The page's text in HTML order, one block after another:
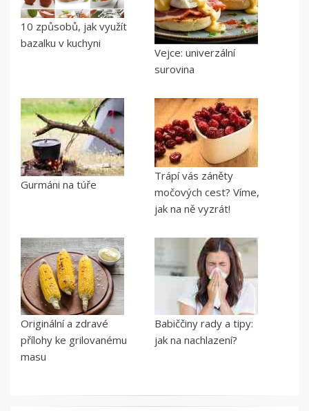
10 způsobů, jak využít
bazalku v kuchyni
Vejce: univerzální
surovina
Gurmáni na túře
Trápí vás záněty
močových cest? Víme,
jak na ně vyzrát!
Originální a zdravé
přílohy ke grilovanému
masu
Babiččiny rady a tipy:
jak na nachlazení?